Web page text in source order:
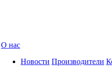
О нас
Новости Производители